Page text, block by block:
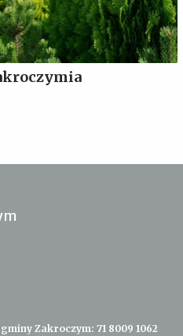
Zakroczym: 71 8009 1062